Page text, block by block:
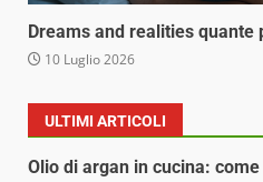
Dreams and realities quante
10 Luglio 2026
ULTIMI ARTICOLI
Olio di argan in cucina: